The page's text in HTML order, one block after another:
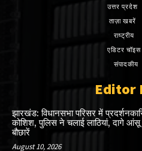
उत्तर प्रदेश
ताज़ा खबरें
राष्ट्रीय
एडिटर चॉइस
संपादकीय
Editor
झारखंड: विधानसभा परिसर में
कोशिश, पुलिस ने चलाई लाठियां, दागे
बौछारें
August 10, 2026